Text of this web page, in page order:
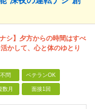
シ】夕方からの時間はすべ
かして、心と体のゆとり
問 ベテランOK
数月 面接1回